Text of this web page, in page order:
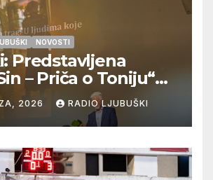
NOVOSTI
Predstavljena
– Priča o Toniju“
Hercega
2026 RADIO LJUBUŠKI